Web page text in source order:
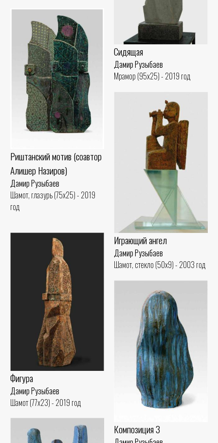
Сидящая
Дамир Рузыбаев
Мрамор (95x25) - 2019 год
Риштанский мотив (соавтор
Алишер Назиров)
Дамир Рузыбаев
Шамот, глазурь (75x25) - 2019
год
Играющий ангел
Дамир Рузыбаев
Шамот, стекло (50x9) - 2003 год
Фигура
Дамир Рузыбаев
Шамот (77x23) - 2019 год
Композиция 3